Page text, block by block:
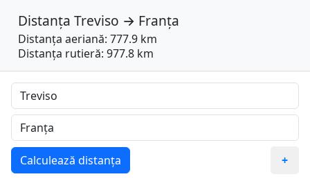
Distanța Treviso → Franța
Distanța aeriană: 777.9 km
Distanța rutieră: 977.8 km
Calculează distanța +